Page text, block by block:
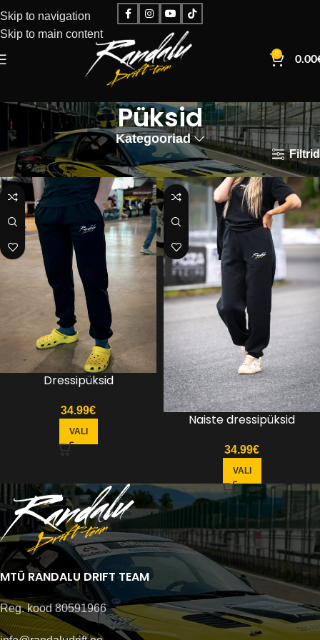
Skip to navigation
Skip to main content
0 0.00
Püksid
Kategooriad
Esileht Püksid Filtrid
Dressipüksid
34.99€
VALI
Naiste dressipüksid
34.99€
VALI
MTÜ RANDALU DRIFT TEAM
Reg. kood 80591966